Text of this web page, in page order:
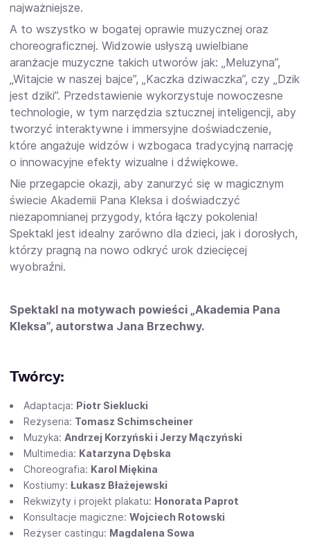
najważniejsze.
A to wszystko w bogatej oprawie muzycznej oraz
choreograficznej. Widzowie usłyszą uwielbiane
aranżacje muzyczne takich utworów jak: „Meluzyna”,
„Witajcie w naszej bajce”, „Kaczka dziwaczka”, czy „Dzik
jest dziki”. Przedstawienie wykorzystuje nowoczesne
technologie, w tym narzędzia sztucznej inteligencji, aby
tworzyć interaktywne i immersyjne doświadczenie,
które angażuje widzów i wzbogaca tradycyjną narrację
o innowacyjne efekty wizualne i dźwiękowe.
Nie przegapcie okazji, aby zanurzyć się w magicznym
świecie Akademii Pana Kleksa i doświadczyć
niezapomnianej przygody, która łączy pokolenia!
Spektakl jest idealny zarówno dla dzieci, jak i dorosłych,
którzy pragną na nowo odkryć urok dziecięcej
wyobraźni.
Spektakl na motywach powieści „Akademia Pana
Kleksa”, autorstwa Jana Brzechwy.
Twórcy:
Adaptacja: Piotr Sieklucki
Reżyseria: Tomasz Schimscheiner
Muzyka: Andrzej Korzyński i Jerzy Mączyński
Multimedia: Katarzyna Dębska
Choreografia: Karol Miękina
Kostiumy: Łukasz Błażejewski
Rekwizyty i projekt plakatu: Honorata Paprot
Konsultacje magiczne: Wojciech Rotowski
Reżyser castingu: Magdalena Sowa